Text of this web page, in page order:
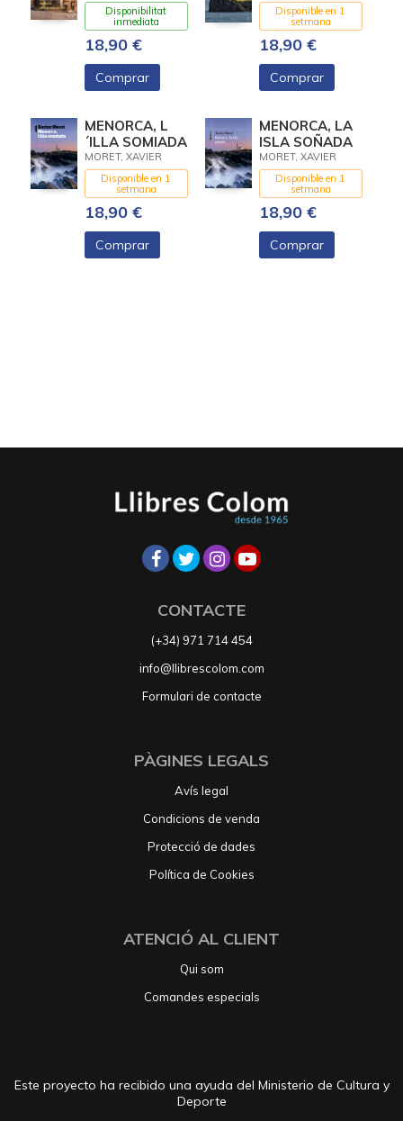
Disponibilitat
inmediata
18,90 €
Comprar
Disponible en 1
setmana
18,90 €
Comprar
MENORCA, L
´ILLA SOMIADA
MORET, XAVIER
Disponible en 1
setmana
18,90 €
Comprar
MENORCA, LA
ISLA SOÑADA
MORET, XAVIER
Disponible en 1
setmana
18,90 €
Comprar
CONTACTE
(+34) 971 714 454
info@llibrescolom.com
Formulari de contacte
PÀGINES LEGALS
Avís legal
Condicions de venda
Protecció de dades
Política de Cookies
ATENCIÓ AL CLIENT
Qui som
Comandes especials
Este proyecto ha recibido una ayuda del Ministerio de Cultura y
Deporte